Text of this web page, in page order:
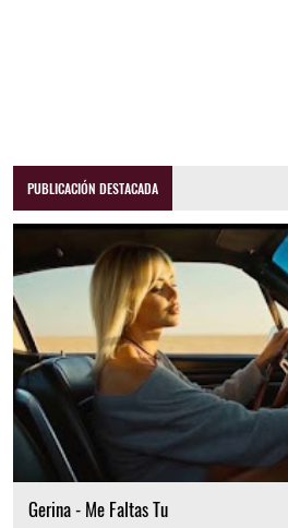
PUBLICACIÓN DESTACADA
Gerina - Me Faltas Tu